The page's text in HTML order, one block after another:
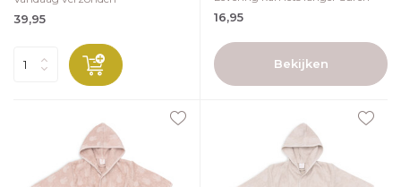
39,95 16,95
Bekijken